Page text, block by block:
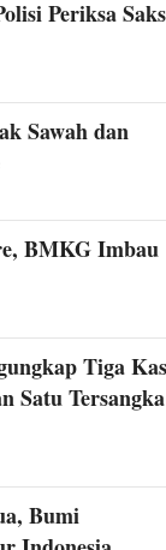
Periksa
Sawah dan
BMKG Imbau
Tiga
Satu Tersangka
Bumi